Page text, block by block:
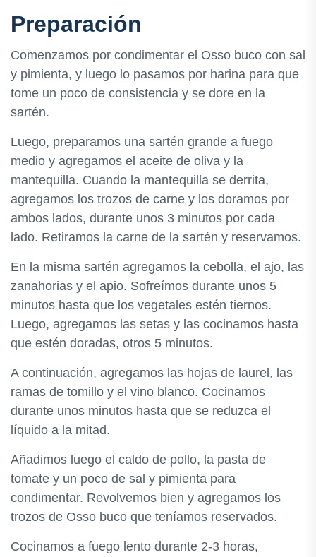
Preparación
Comenzamos por condimentar el Osso buco con sal
y pimienta, y luego lo pasamos por harina para que
tome un poco de consistencia y se dore en la
sartén.
Luego, preparamos una sartén grande a fuego
medio y agregamos el aceite de oliva y la
mantequilla. Cuando la mantequilla se derrita,
agregamos los trozos de carne y los doramos por
ambos lados, durante unos 3 minutos por cada
lado. Retiramos la carne de la sartén y reservamos.
En la misma sartén agregamos la cebolla, el ajo, las
zanahorias y el apio. Sofreímos durante unos 5
minutos hasta que los vegetales estén tiernos.
Luego, agregamos las setas y las cocinamos hasta
que estén doradas, otros 5 minutos.
A continuación, agregamos las hojas de laurel, las
ramas de tomillo y el vino blanco. Cocinamos
durante unos minutos hasta que se reduzca el
líquido a la mitad.
Añadimos luego el caldo de pollo, la pasta de
tomate y un poco de sal y pimienta para
condimentar. Revolvemos bien y agregamos los
trozos de Osso buco que teníamos reservados.
Cocinamos a fuego lento durante 2-3 horas,